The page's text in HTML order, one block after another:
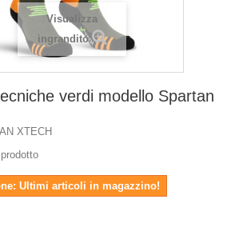
Visualizza
ingrandito
verdi modello Spartan
XTECH
Ultimi articoli in magazzino!